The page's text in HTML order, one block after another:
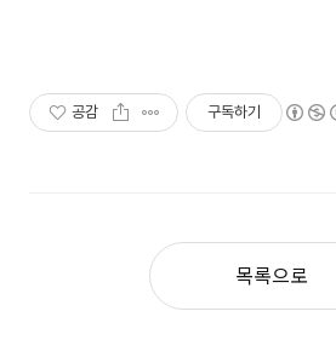
공감 구독하기
목록으로